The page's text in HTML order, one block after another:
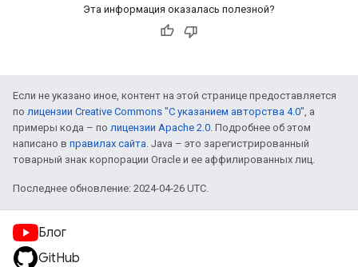
Эта информация оказалась полезной?
Если не указано иное, контент на этой странице предоставляется
по лицензии Creative Commons "С указанием авторства 4.0", а
примеры кода – по лицензии Apache 2.0. Подробнее об этом
написано в правилах сайта. Java – это зарегистрированный
товарный знак корпорации Oracle и ее аффилированных лиц.
Последнее обновление: 2024-04-26 UTC.
Блог
GitHub